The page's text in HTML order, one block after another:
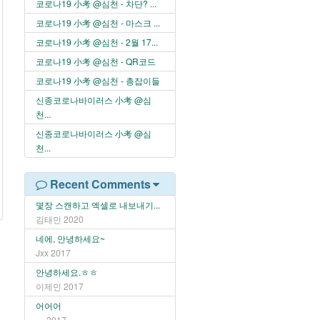
코로나19 小考 @심천 - 차단? ...
코로나19 小考 @심천 - 마스크 ...
코로나19 小考 @심천 - 2월 17...
코로나19 小考 @심천 - QR코드
코로나19 小考 @심천 - 총잡이들
신종코로나바이러스 小考 @심
천...
신종코로나바이러스 小考 @심
천...
Recent Comments
몇장 스캔하고 엑셀로 내보내기...
김태민 2020
네에, 안녕하세요~
Jxx 2017
안녕하세요.ㅎㅎ
이제민 2017
어어어